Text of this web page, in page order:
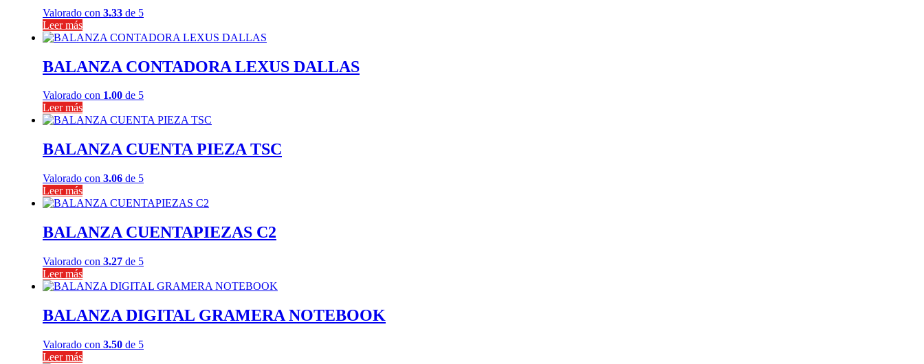
Valorado con 3.33 de 5
Leer más
BALANZA CONTADORA LEXUS DALLAS
Valorado con 1.00 de 5
Leer más
BALANZA CUENTA PIEZA TSC
Valorado con 3.06 de 5
Leer más
BALANZA CUENTAPIEZAS C2
Valorado con 3.27 de 5
Leer más
BALANZA DIGITAL GRAMERA NOTEBOOK
Valorado con 3.50 de 5
Leer más